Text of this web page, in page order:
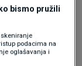
da
javnih
bismo pružili
podacima na
oglašavanja i